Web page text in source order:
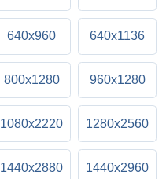
640x960 640x1136
800x1280 960x1280
1080x2220 1280x2560
1440x2880 1440x2960